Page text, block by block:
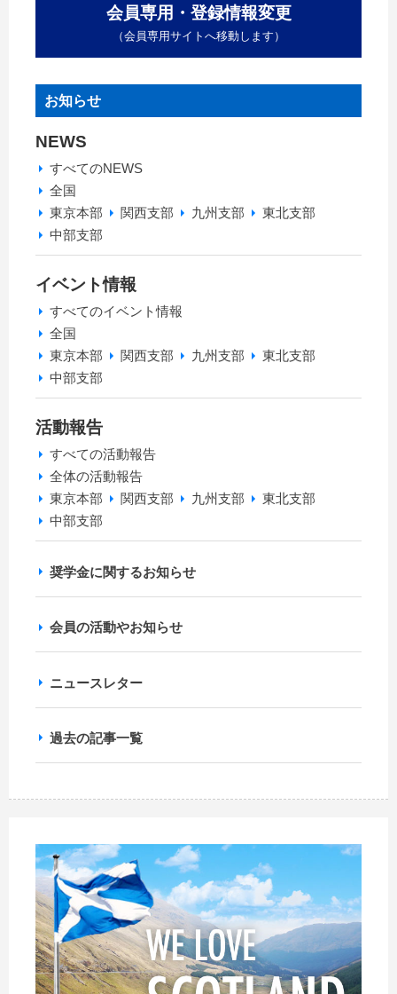
会員専用・登録情報変更
（会員専用サイトへ移動します）
お知らせ
NEWS
すべてのNEWS
全国
東京本部
関西支部 九州支部
東北支部
中部支部
イベント情報
すべてのイベント情報
全国
東京本部
関西支部 九州支部
東北支部
中部支部
活動報告
すべての活動報告
全体の活動報告
東京本部
関西支部 九州支部
東北支部
中部支部
奨学金に関するお知らせ
会員の活動やお知らせ
ニュースレター
過去の記事一覧